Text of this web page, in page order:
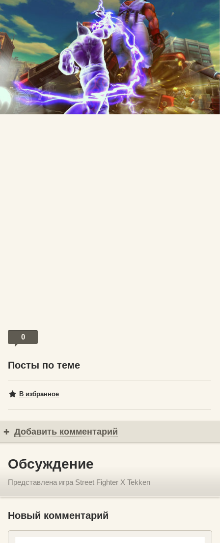
0
Посты по теме
В избранное
Добавить комментарий
Обсуждение
Представлена игра Street Fighter X Tekken
Новый комментарий